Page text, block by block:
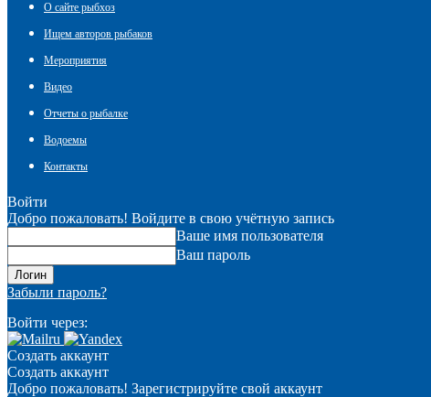
О сайте рыбхоз
Ищем авторов рыбаков
Мероприятия
Видео
Отчеты о рыбалке
Водоемы
Контакты
Войти
Добро пожаловать! Войдите в свою учётную запись
Ваше имя пользователя
Ваш пароль
Забыли пароль?
Войти через:
Создать аккаунт
Создать аккаунт
Добро пожаловать! Зарегистрируйте свой аккаунт